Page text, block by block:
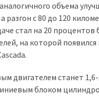
объема
разгон с 80 до 120
стал на 20 процентов
на которой появился
двигателем станет
блоком